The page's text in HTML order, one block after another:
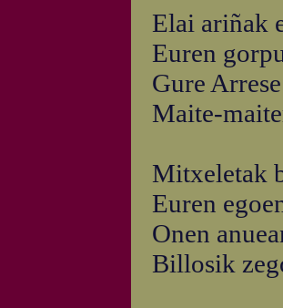
Elai ariñak
Euren
Gure
Maite-
Mitxeletak
Euren
Onen
Billosik